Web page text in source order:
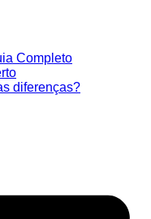
Completo
diferenças?